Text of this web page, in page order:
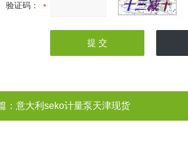
验证码：
： 意大利seko计量泵天津现货